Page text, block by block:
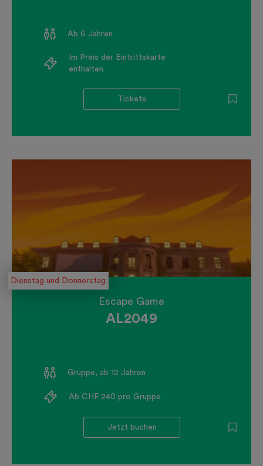
Ab 6 Jahren
Im Preis der Eintrittskarte
enthalten
Tickets
Dienstag und Donnerstag
Escape Game
AL2049
Gruppe, ab 12 Jahren
Ab CHF 240 pro Gruppe
Jetzt buchen